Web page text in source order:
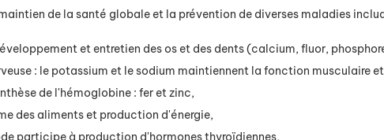
de la santé globale et la prévention de diverses maladies
et entretien des os et des dents (calcium, fluor,
: le potassium et le sodium maintiennent la fonction musculaire
de l'hémoglobine : fer et zinc,
des aliments et production d'énergie,
participe à production d'hormones thyroïdiennes,